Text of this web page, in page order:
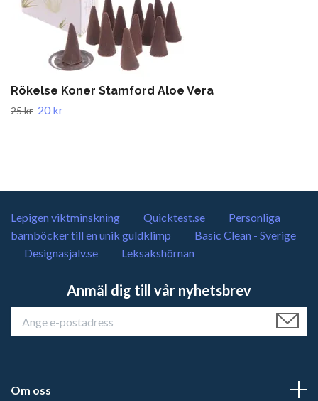
Rökelse Koner Stamford Aloe Vera
25 kr 20 kr
Lepigen viktminskning Quicktest.se
Personliga
barnböcker till en unik guldklimp
Basic Clean - Sverige
Designasjalv.se
Leksakshörnan
Anmäl dig till vår nyhetsbrev
Om oss